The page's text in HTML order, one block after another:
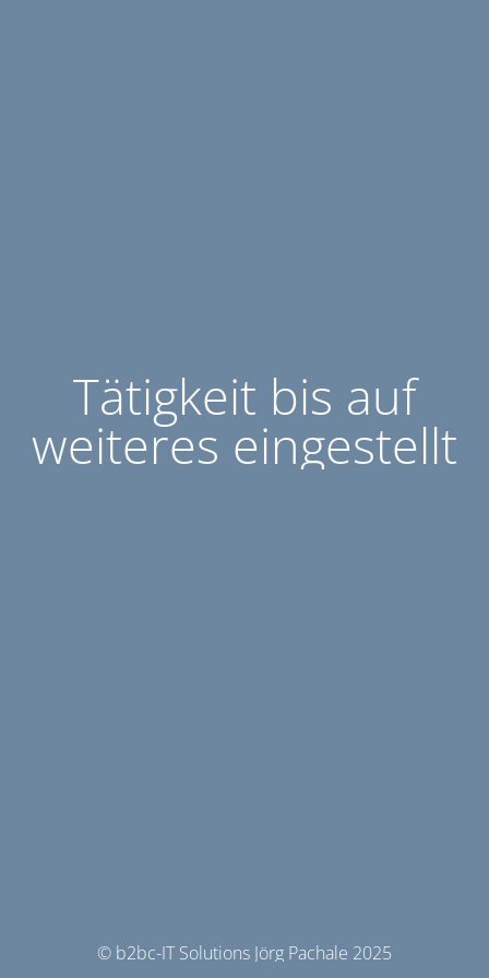
Tätigkeit bis auf
weiteres eingestellt
© b2bc-IT Solutions Jörg Pachale 2025